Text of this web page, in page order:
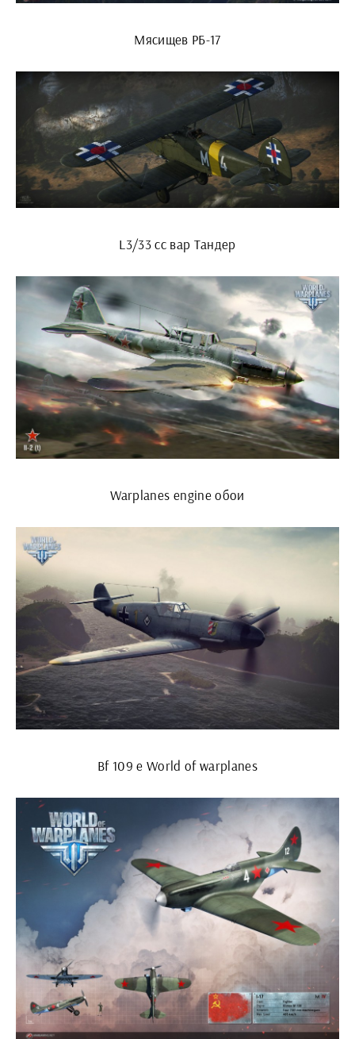
Мясищев РБ-17
L3/33 cc вар Тандер
Warplanes engine обои
Bf 109 e World of warplanes